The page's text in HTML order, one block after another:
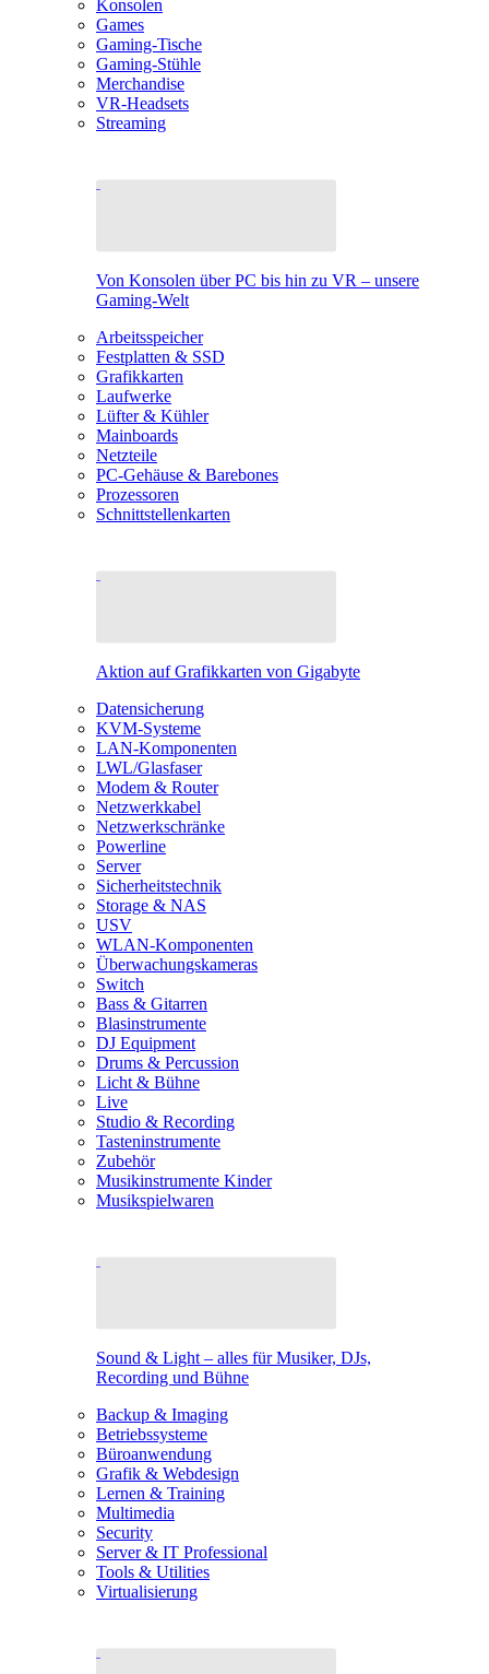
Konsolen
Games
Gaming-Tische
Gaming-Stühle
Merchandise
VR-Headsets
Streaming
Von Konsolen über PC bis hin zu VR – unsere
Gaming-Welt
Arbeitsspeicher
Festplatten & SSD
Grafikkarten
Laufwerke
Lüfter & Kühler
Mainboards
Netzteile
PC-Gehäuse & Barebones
Prozessoren
Schnittstellenkarten
Aktion auf Grafikkarten von Gigabyte
Datensicherung
KVM-Systeme
LAN-Komponenten
LWL/Glasfaser
Modem & Router
Netzwerkkabel
Netzwerkschränke
Powerline
Server
Sicherheitstechnik
Storage & NAS
USV
WLAN-Komponenten
Überwachungskameras
Switch
Bass & Gitarren
Blasinstrumente
DJ Equipment
Drums & Percussion
Licht & Bühne
Live
Studio & Recording
Tasteninstrumente
Zubehör
Musikinstrumente Kinder
Musikspielwaren
Sound & Light – alles für Musiker, DJs,
Recording und Bühne
Backup & Imaging
Betriebssysteme
Büroanwendung
Grafik & Webdesign
Lernen & Training
Multimedia
Security
Server & IT Professional
Tools & Utilities
Virtualisierung